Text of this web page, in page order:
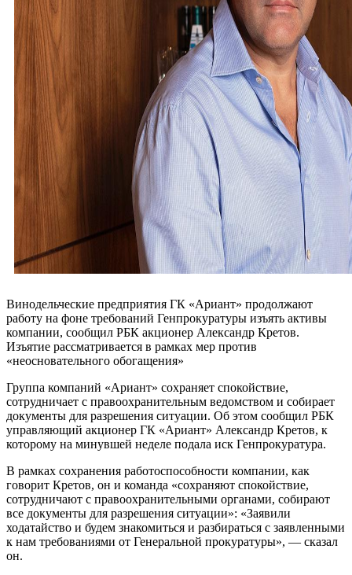
Винодельческие предприятия ГК «Ариант» продолжают
работу на фоне требований Генпрокуратуры изъять активы
компании, сообщил РБК акционер Александр Кретов.
Изъятие рассматривается в рамках мер против
«неосновательного обогащения»
Группа компаний «Ариант» сохраняет спокойствие,
сотрудничает с правоохранительным ведомством и собирает
документы для разрешения ситуации. Об этом сообщил РБК
управляющий акционер ГК «Ариант» Александр Кретов, к
которому на минувшей неделе подала иск Генпрокуратура.
В рамках сохранения работоспособности компании, как
говорит Кретов, он и команда «сохраняют спокойствие,
сотрудничают с правоохранительными органами, собирают
все документы для разрешения ситуации»: «Заявили
ходатайство и будем знакомиться и разбираться с заявленными
к нам требованиями от Генеральной прокуратуры», — сказал
он.